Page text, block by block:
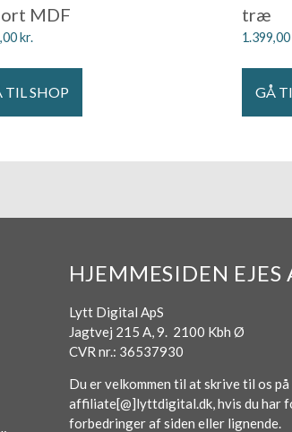
MDF
kr.
TIL SHOP
træ
1.399,00
GÅ
HJEMMESIDEN EJES
Lytt Digital ApS
Jagtvej 215 A, 9. 2100 Kbh Ø
CVR nr.: 36537930
Du er velkommen til at skrive til os på
affiliate[@]lyttdigital.dk, hvis du har
forbedringer af siden eller lignende.